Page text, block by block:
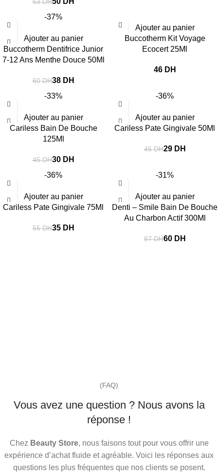
-37%
Ajouter au panier
Buccotherm Dentifrice Junior
7-12 Ans Menthe Douce 50Ml
60DH38 DH
Ajouter au panier
Buccotherm Kit Voyage
Ecocert 25Ml
DH
-33%
Ajouter au panier
Cariless Bain De Bouche
125Ml
45DH30 DH
-36%
Ajouter au panier
Cariless Pate Gingivale 50Ml
45DH29 DH
-36%
Ajouter au panier
Cariless Pate Gingivale 75Ml
55DH35 DH
-31%
Ajouter au panier
Denti – Smile Bain De Bouche
Au Charbon Actif 300Ml
87DH60 DH
(FAQ)
Vous avez une question ? Nous avons la
réponse !
Chez Beauty Store, nous faisons tout pour vous offrir une
expérience d’achat fluide et agréable. Voici les réponses aux
questions les plus fréquentes que nos clients se posent.